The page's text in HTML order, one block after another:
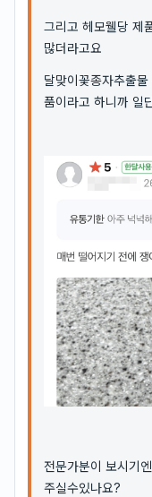
그리고 헤모웰당 제
많더라고요
달맞이꽃종자추출
품이라고 하니까 일
전문가분이 보시기
주실수있나요?